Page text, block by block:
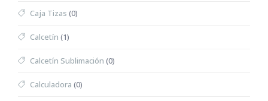
Caja Tizas (0)
Calcetín (1)
Calcetín Sublimación (0)
Calculadora (0)